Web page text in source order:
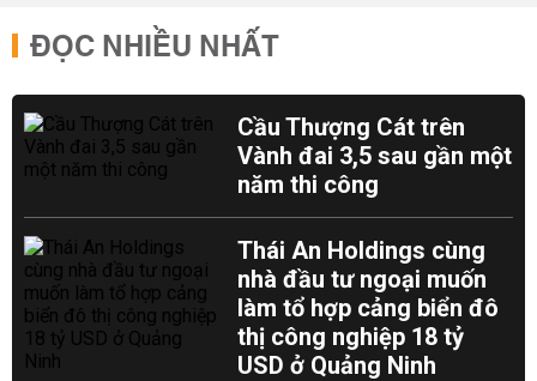
ĐỌC NHIỀU NHẤT
Cầu Thượng Cát trên
Vành đai 3,5 sau gần một
năm thi công
Thái An Holdings cùng
nhà đầu tư ngoại muốn
làm tổ hợp cảng biển đô
thị công nghiệp 18 tỷ
USD ở Quảng Ninh